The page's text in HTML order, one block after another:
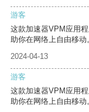
游客
这款加速器VPM应用
助你在网络上自由移动
2024-04-13
游客
这款加速器VPM应用
助你在网络上自由移动